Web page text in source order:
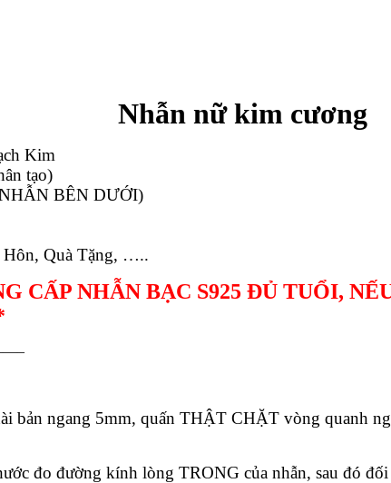
Nhẫn nữ kim cương
Kim
tạo)
BÊN DƯỚI)
Hôn, Quà Tặng, …..
CẤP NHẪN BẠC S925 ĐỦ TUỔI,
bản ngang 5mm, quấn THẬT CHẶT vòng quanh
đo đường kính lòng TRONG của nhẫn, sau đó